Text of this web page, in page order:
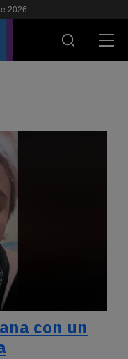
2026
con un